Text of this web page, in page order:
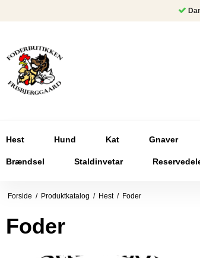
Hest Hund Kat Gnaver
Brændsel Staldinvetar
Forside / Produktkatalog / Hest / Foder
Foder